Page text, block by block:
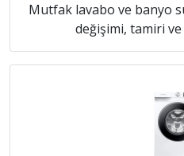
Mutfak lavabo ve banyo
değişimi, tamiri